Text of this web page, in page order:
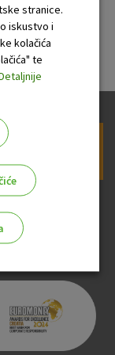
stranice.
iskustvo i
kolačića
te